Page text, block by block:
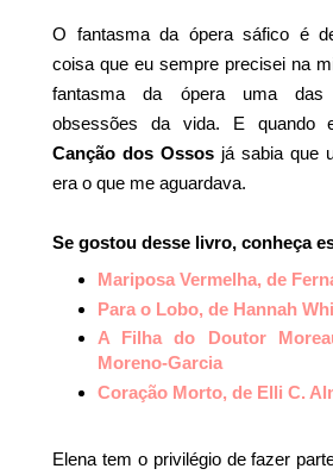
O fantasma da ópera sáfico é
coisa que eu sempre precisei na
fantasma da ópera uma das
obsessões da vida. E quando
Canção dos Ossos já sabia que
era o que me aguardava.
Se gostou desse livro, conheça
Mariposa Vermelha, de
Para o Lobo, de Hannah
A Filha do Doutor
Moreno-Garcia
Coração Morto, de Elli C.
Elena tem o privilégio de fazer